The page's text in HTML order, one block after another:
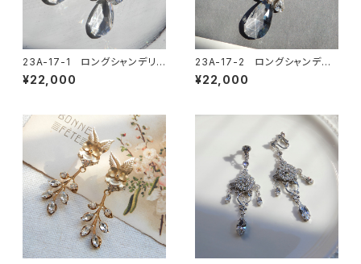
23A-17-1 ロングシャンデリア
イヤリング
¥22,000
23A-17-2 ロングシャンデリ
アイヤリング
¥22,000